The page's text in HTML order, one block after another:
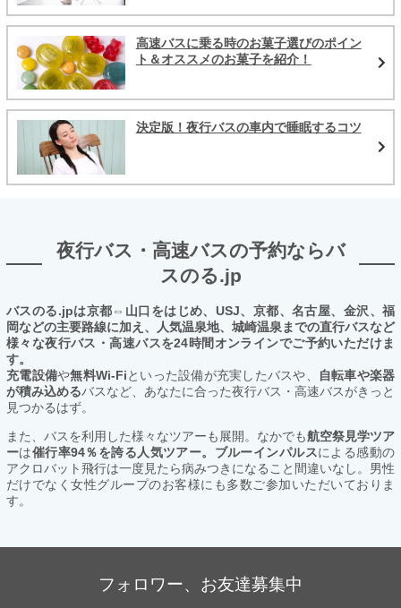
高速バスに乗る時のお菓子選びのポイン
ト＆オススメのお菓子を紹介！
決定版！夜行バスの車内で睡眠するコツ
夜行バス・高速バスの予約ならバ
スのる.jp
バスのる.jpは京都⇔山口をはじめ、USJ、京都、名古屋、金沢、福
岡などの主要路線に加え、人気温泉地、城崎温泉までの直行バスなど
様々な夜行バス・高速バスを24時間オンラインでご予約いただけま
す。
充電設備や無料Wi-Fiといった設備が充実したバスや、
自転車や楽器
が積み込めるバスなど、あなたに合った夜行バス・高速バスがきっと
見つかるはず。
また、バスを利用した様々なツアーも展開。なかでも航空祭見学ツア
ーは催行率94％を誇る人気ツアー。ブルーインパルスによる感動の
アクロバット飛行は一度見たら病みつきになること間違いなし。男性
だけでなく女性グループのお客様にも多数ご参加いただいておりま
す。
フォロワー、お友達募集中